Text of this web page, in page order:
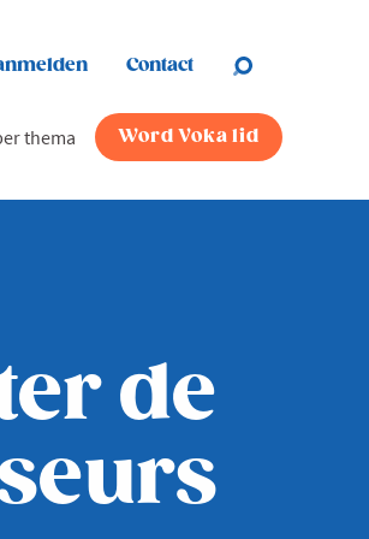
Contact
thema Word Voka lid
de